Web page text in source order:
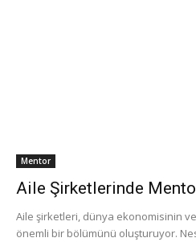
Mentor
Aile Şirketlerinde
Aile şirketleri, dünya ekonomisinin ve
önemli bir bölümünü oluşturuyor.